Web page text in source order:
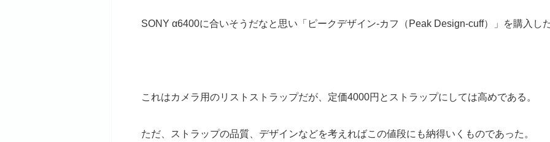
SONY α6400に合いそうだなと思い 「ピークデザイン-カフ（Peak Design-cuff）」を購入し
これはカメラ用のリストストラップだが、定価4000円とストラップにしては高めである。
ただ、ストラップの品質、デザインなどを考えればこの値段にも納得いくものであった。